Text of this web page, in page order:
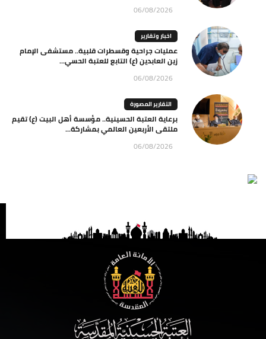
06/08/2026
اخبار وتقارير
عمليات جراحية وقسطرات قلبية.. مستشفى الإمام
زين العابدين (ع) التابع للعتبة الحسي...
06/08/2026
التقارير المصورة
برعاية العتبة الحسينية.. مؤسسة أهل البيت (ع) تقيم
ملتقى الأربعين العالمي بمشاركة...
06/08/2026